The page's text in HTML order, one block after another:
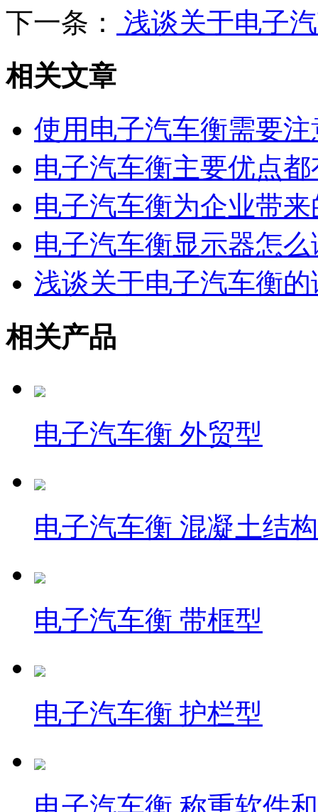
下一条：
浅谈关于电子
相关文章
使用电子汽车衡需要
电子汽车衡主要优点
电子汽车衡为企业带
电子汽车衡显示器怎么
浅谈关于电子汽车衡
相关产品
电子汽车衡 外贸型
电子汽车衡 混凝土结
电子汽车衡 带框型
电子汽车衡 护栏型